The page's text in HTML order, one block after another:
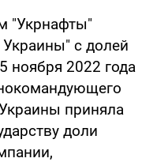
"Укрнафты"
с долей
ноября 2022 года
приняла
доли